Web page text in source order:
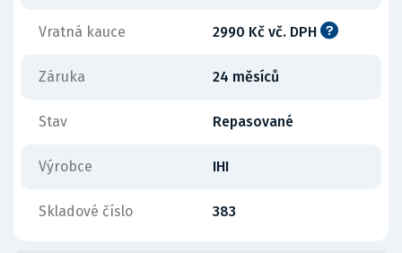
Vratná kauce 2990 Kč vč. DPH
Záruka 24 měsíců
Stav Repasované
Výrobce IHI
Skladové číslo 383